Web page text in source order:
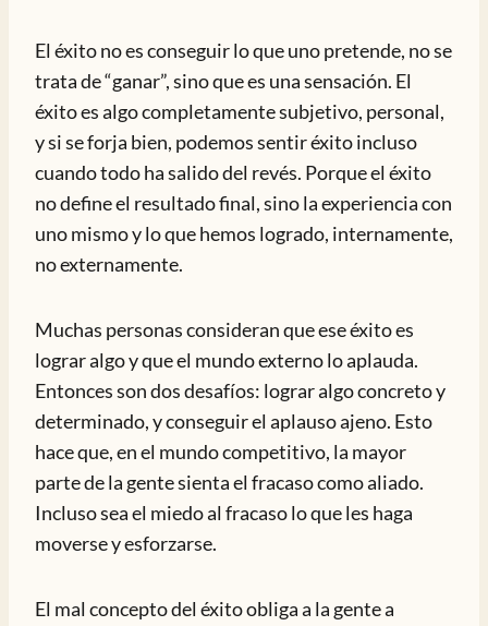
El éxito no es conseguir lo que uno pretende, no se
trata de “ganar”, sino que es una sensación. El
éxito es algo completamente subjetivo, personal,
y si se forja bien, podemos sentir éxito incluso
cuando todo ha salido del revés. Porque el éxito
no define el resultado final, sino la experiencia con
uno mismo y lo que hemos logrado, internamente,
no externamente.
Muchas personas consideran que ese éxito es
lograr algo y que el mundo externo lo aplauda.
Entonces son dos desafíos: lograr algo concreto y
determinado, y conseguir el aplauso ajeno. Esto
hace que, en el mundo competitivo, la mayor
parte de la gente sienta el fracaso como aliado.
Incluso sea el miedo al fracaso lo que les haga
moverse y esforzarse.
El mal concepto del éxito obliga a la gente a